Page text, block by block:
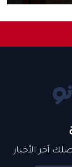
آخر الأخبار